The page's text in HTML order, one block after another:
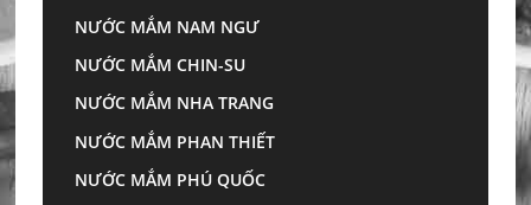
NƯỚC MẮM NAM NGƯ
NƯỚC MẮM CHIN-SU
NƯỚC MẮM NHA TRANG
NƯỚC MẮM PHAN THIẾT
NƯỚC MẮM PHÚ QUỐC
Trang chủ»người già
Người Già